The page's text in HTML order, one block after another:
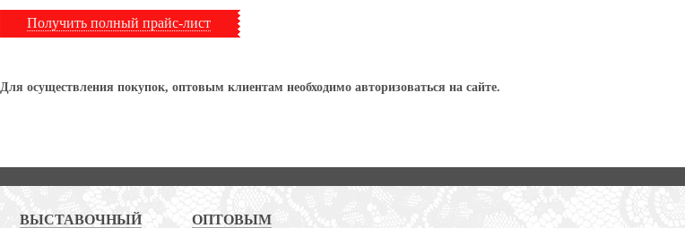
Получить полный прайс-лист
Для осуществления покупок, оптовым клиентам необходимо авторизоваться на сайте.
ВЫСТАВОЧНЫЙ
ОПТОВЫМ